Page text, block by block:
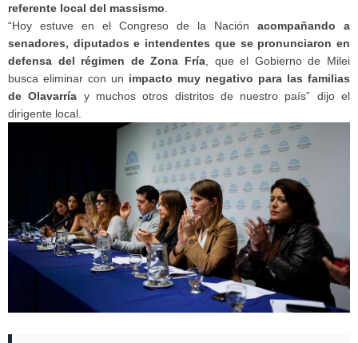
referente local del massismo
“Hoy estuve en el Congreso de la Nación acompañando a
senadores, diputados e intendentes que se pronunciaron en
defensa del régimen de Zona Fría , que el Gobierno de Milei
busca eliminar con un impacto muy negativo para las familias
de Olavarría y muchos otros distritos de nuestro país” dijo el
dirigente local.